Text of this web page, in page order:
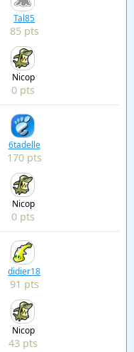
Tal85
85 pts
Nicop
0 pts
6tadelle
170 pts
Nicop
0 pts
didier18
91 pts
Nicop
43 pts